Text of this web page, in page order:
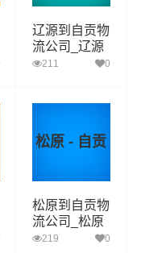
辽源到自贡物
流公司_辽源
到自贡货运_
211 0
松原 - 自贡
松原到自贡物
流公司_松原
到自贡货运_
219 0